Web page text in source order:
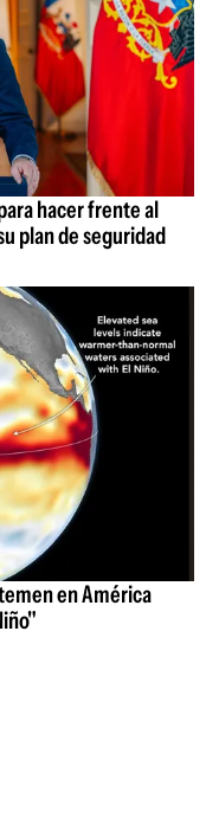
hacer frente al
plan de seguridad
en América